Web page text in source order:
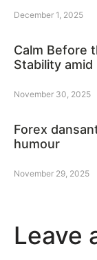
December 1, 2025
Calm Before
Stability amid
November 30, 2025
Forex
humour
November 29, 2025
Leave